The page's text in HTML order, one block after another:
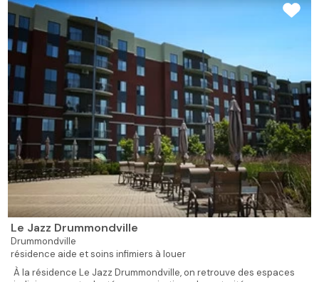
Le Jazz Drummondville
Drummondville
résidence aide et soins infimiers à louer
À la résidence Le Jazz Drummondville, on retrouve des espaces